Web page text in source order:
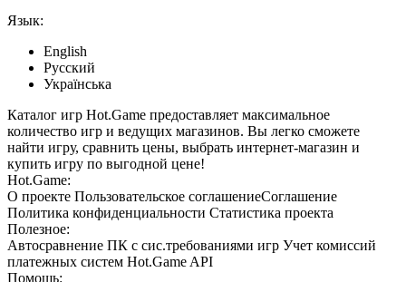
Язык:
English
Русский
Українська
Каталог игр Hot.Game предоставляет максимальное
количество игр и ведущих магазинов. Вы легко сможете
найти игру, сравнить цены, выбрать интернет-магазин и
купить игру по выгодной цене!
Hot.Game:
О проекте Пользовательское соглашениеСоглашение
Политика конфиденциальности Статистика проекта
Полезное:
Автосравнение ПК с сис.требованиями игр Учет комиссий
платежных систем Hot.Game API
Помощь: